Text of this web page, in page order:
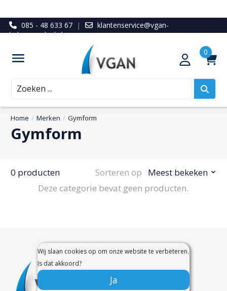
085 - 48 633 67 |
klantenservice@vgan-
ledenvoordeel.nl
Zoeken
Home / Merken / Gymform
Gymform
0 producten Sorteren op
Meest bekeken
Deze categorie bevat geen producten.
Wij slaan cookies op om onze website te verbeteren.
Is dat akkoord?
Ja